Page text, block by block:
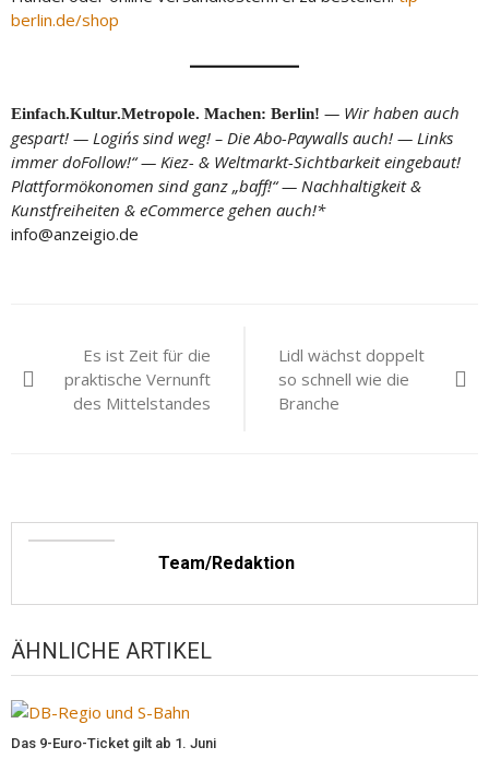
berlin.de/shop
Einfach.Kultur.Metropole. Machen: Berlin! — Wir haben auch
gespart! — Login´s sind weg! – Die Abo-Paywalls auch! — Links
immer doFollow!“ — Kiez- & Weltmarkt-Sichtbarkeit eingebaut!
Plattformökonomen sind ganz „baff!“ — Nachhaltigkeit &
Kunstfreiheiten & eCommerce gehen auch!*
info@anzeigio.de
Es ist Zeit für die
praktische Vernunft
des Mittelstandes
Lidl wächst doppelt
so schnell wie die
Branche
Team/Redaktion
ÄHNLICHE ARTIKEL
Das 9-Euro-Ticket gilt ab 1. Juni